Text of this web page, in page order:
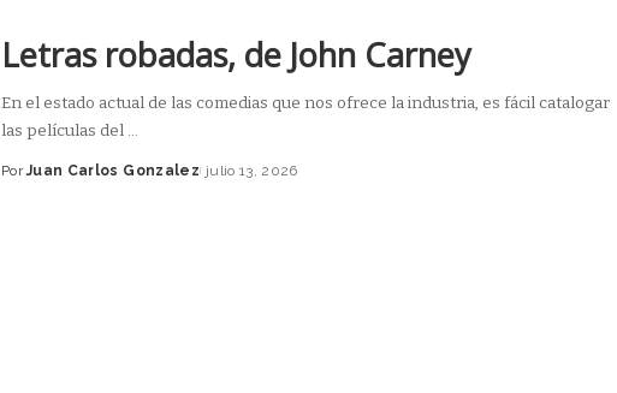
Letras robadas, de John Carney
En el estado actual de las comedias que nos ofrece la industria, es fácil catalogar
las películas del ...
Por Juan Carlos Gonzalez julio 13, 2026